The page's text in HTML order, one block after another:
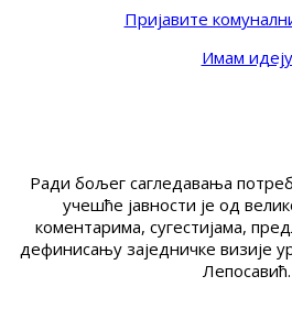
Пријавите
Имам идеју
Ради бољег сагледавања
учешће јавности је од
коментарима, сугестијама,
дефинисању заједничке визије
Лепосавић.